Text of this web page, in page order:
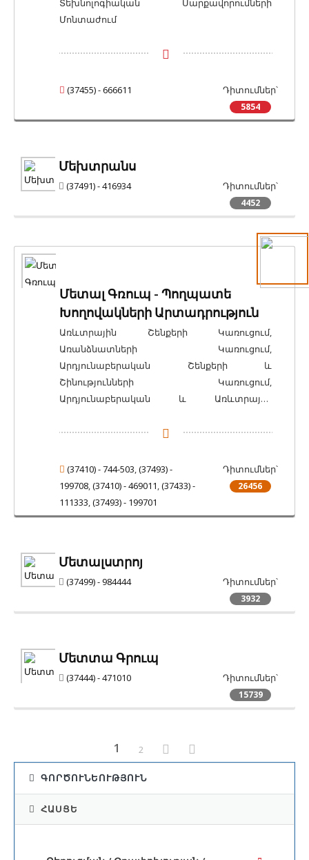
Տեխնոլոգիական Սարքավորումների
Մոնտաժում
Դիտումներ՝
5854
(37455) - 666611
Մեխտրանս
Դիտումներ՝
4452
(37491) - 416934
Մետալ Գռուպ - Պողպատե
Խողովակների Արտադրություն
Առևտրային Շենքերի Կառուցում,
Առանձնատների Կառուցում,
Արդյունաբերական Շենքերի և
Շինությունների Կառուցում,
Արդյունաբերական և Առևտրային
Կառուցվածքների Մոնտաժում,
Մետաղե Աստիճանների Պատրաստում,
Մետաղական Կառուցվածքներով
Շինարարություն
Դիտումներ՝
26456
(37410) - 744-503,(37493) -
199708,(37410) - 469011,(37433) -
111333,(37493) - 199701
Մետալստրոյ
Դիտումներ՝
3932
(37499) - 984444
Մետտա Գրուպ
Դիտումներ՝
15739
(37444) - 471010
1 2
ԳՈՐԾՈՒՆԵՈՒԹՅՈՒՆ
ՀԱՍՑԵ